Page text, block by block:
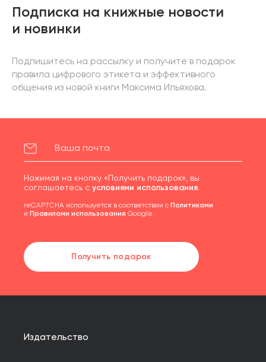
Подписка на книжные новости
и новинки
Подпишитесь на рассылку и получите в подарок
правила цифрового этикета и эффективного
общения из новой книги Максима Ильяхова.
Нажимая на кнопку «Получить подарок», вы
соглашаетесь с условиями использования.
reCAPTCHA используется в соответствии с Политиками
и Правилами использования Google.
Получить подарок
Издательство